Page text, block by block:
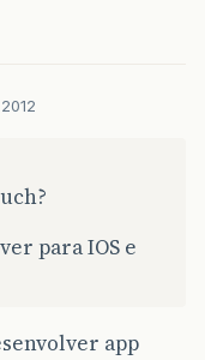
para IOS e
app